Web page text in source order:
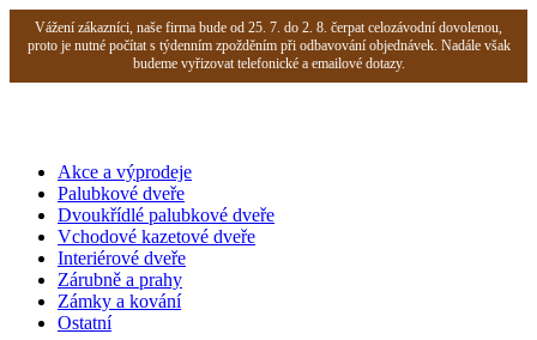
Vážení zákazníci, naše firma bude od 25. 7. do 2. 8. čerpat celozávodní dovolenou,
proto je nutné počítat s týdenním zpožděním při odbavování objednávek. Nadále však
budeme vyřizovat telefonické a emailové dotazy.
Akce a výprodeje
Palubkové dveře
Dvoukřídlé palubkové dveře
Vchodové kazetové dveře
Interiérové dveře
Zárubně a prahy
Zámky a kování
Ostatní